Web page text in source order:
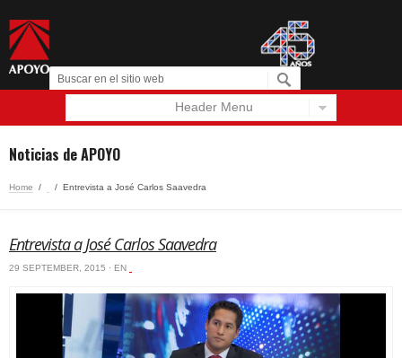
Header Menu
Noticias de APOYO
Home / / Entrevista a José Carlos Saavedra
Entrevista a José Carlos Saavedra
29 SEPTEMBER, 2015 · EN